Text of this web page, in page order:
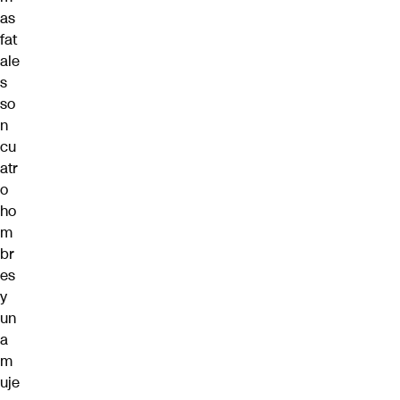
as
fat
ale
s
so
n
cu
atr
o
ho
m
br
es
y
un
a
m
uje